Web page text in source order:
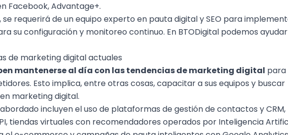
Facebook, Advantage+.
se requerirá de unequipo experto en pauta digitalySEO para
su configuración y monitoreo continuo. En BTODigital podemos
de marketing digital actuales
mantenerse al día con las tendencias de marketing digital para
Esto implica, entre otras cosas, capacitar a sus equipos y buscar
en marketing digital.
incluyen el uso de plataformas de gestión de contactos y CRM,
tiendas virtuales con recomendadores operados por Inteligencia